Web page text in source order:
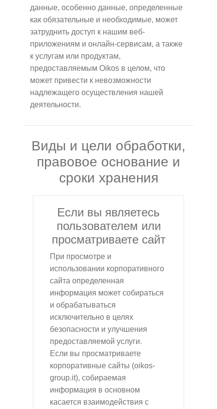
данные, особенно данные, определенные
как обязательные и необходимые, может
затруднить доступ к нашим веб-
приложениям и онлайн-сервисам, а также
к услугам или продуктам,
предоставляемым Oikos в целом, что
может привести к невозможности
надлежащего осуществления нашей
деятельности.
Виды и цели обработки,
правовое основание и
сроки хранения
Если вы являетесь
пользователем или
просматриваете сайт
При просмотре и
использовании корпоративного
сайта определенная
информация может собираться
и обрабатываться
исключительно в целях
безопасности и улучшения
предоставляемой услуги.
Если вы просматриваете
корпоративные сайты (oikos-
group.it), собираемая
информация в основном
касается взаимодействия с